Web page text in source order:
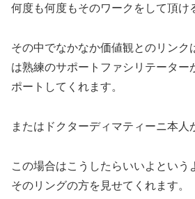
何度も何度もそのワークをして頂け
その中でなかなか価値観とのリンク
は熟練のサポートファシリテーター
ポートしてくれます。
またはドクターディマティーニ本人
この場合はこうしたらいいよという
そのリングの方を見せてくれます。